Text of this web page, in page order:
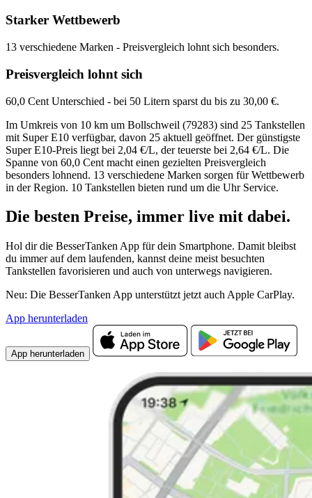
Starker Wettbewerb
13 verschiedene Marken - Preisvergleich lohnt sich besonders.
Preisvergleich lohnt sich
60,0 Cent Unterschied - bei 50 Litern sparst du bis zu 30,00 €.
Im Umkreis von 10 km um Bollschweil (79283) sind 25 Tankstellen
mit Super E10 verfügbar, davon 25 aktuell geöffnet. Der günstigste
Super E10-Preis liegt bei 2,04 €/L, der teuerste bei 2,64 €/L. Die
Spanne von 60,0 Cent macht einen gezielten Preisvergleich
besonders lohnend. 13 verschiedene Marken sorgen für Wettbewerb
in der Region. 10 Tankstellen bieten rund um die Uhr Service.
Die besten Preise, immer live mit dabei.
Hol dir die BesserTanken App für dein Smartphone. Damit bleibst
du immer auf dem laufenden, kannst deine meist besuchten
Tankstellen favorisieren und auch von unterwegs navigieren.
Neu: Die BesserTanken App unterstützt jetzt auch Apple CarPlay.
App herunterladen
App herunterladen